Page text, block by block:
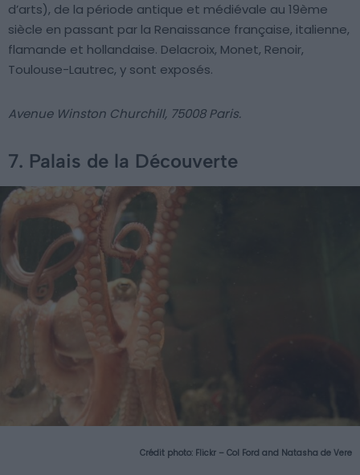
d’arts), de la période antique et médiévale au 19ème
siècle en passant par la Renaissance française, italienne,
flamande et hollandaise. Delacroix, Monet, Renoir,
Toulouse-Lautrec, y sont exposés.
Avenue Winston Churchill, 75008 Paris.
7. Palais de la Découverte
Crédit photo: Flickr – Col Ford and Natasha de Vere